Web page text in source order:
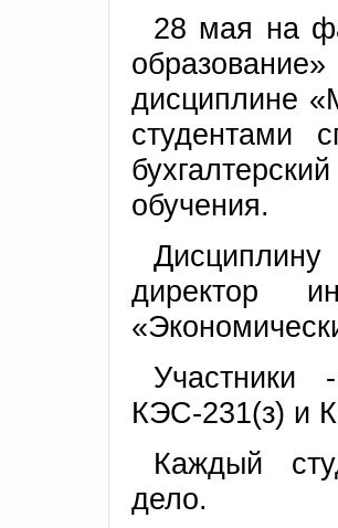
28 мая на
дисциплине
студентами
обучения.
Дисциплину
директор
Участники
КЭС-231(з) и
Каждый
дело.